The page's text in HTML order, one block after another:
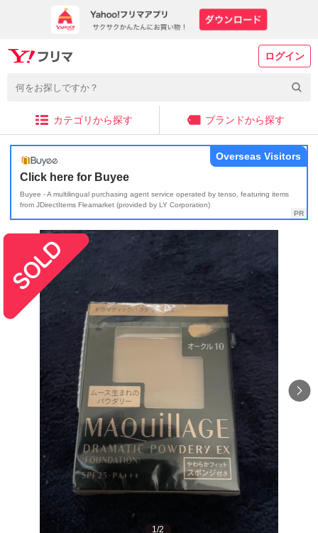
ログイン
カテゴリから探す ブランドから探す
Click here for Buyee
Buyee - A multilingual purchasing agent service operated by tenso, featuring items
from JDirectItems Fleamarket (provided by LY Corporation)
Overseas Visitors
1/2